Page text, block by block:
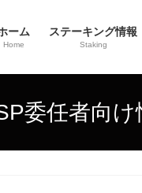
ーム
Home
ステーキング情報
Staking
委任者向け